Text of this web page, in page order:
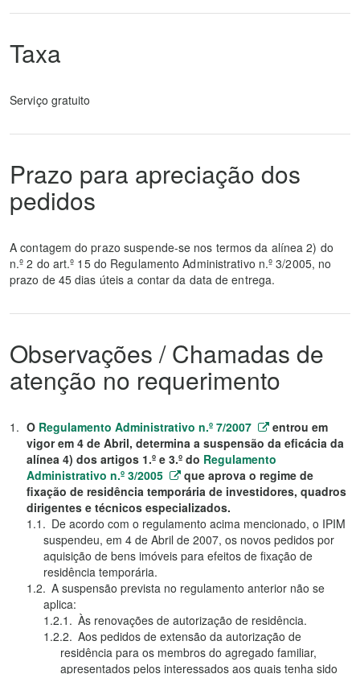
Taxa
Serviço gratuito
Prazo para apreciação dos
pedidos
A contagem do prazo suspende-se nos termos da alínea 2) do
n.º 2 do art.º 15 do Regulamento Administrativo n.º 3/2005, no
prazo de 45 dias úteis a contar da data de entrega.
Observações / Chamadas de
atenção no requerimento
O Regulamento Administrativo n.º 7/2007
entrou em
vigor em 4 de Abril, determina a suspensão da eficácia da
alínea 4) dos artigos 1.º e 3.º do Regulamento
Administrativo n.º 3/2005
que aprova o regime de
fixação de residência temporária de investidores, quadros
dirigentes e técnicos especializados.
De acordo com o regulamento acima mencionado, o IPIM
suspendeu, em 4 de Abril de 2007, os novos pedidos por
aquisição de bens imóveis para efeitos de fixação de
residência temporária.
A suspensão prevista no regulamento anterior não se
aplica:
Às renovações de autorização de residência.
Aos pedidos de extensão da autorização de
residência para os membros do agregado familiar,
apresentados pelos interessados aos quais tenha sido